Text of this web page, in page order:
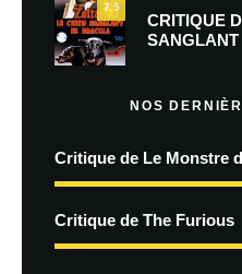
7.5
CRITIQUE
NOS
Critique de Le Monstre
Critique de The Furious